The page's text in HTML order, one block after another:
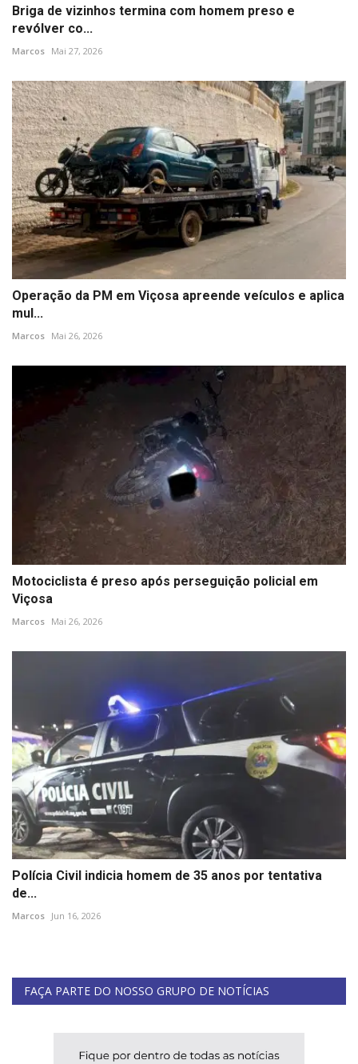
Briga de vizinhos termina com homem preso e
revólver co...
Marcos Mai 27, 2026
Operação da PM em Viçosa apreende veículos e aplica
mul...
Marcos Mai 26, 2026
Motociclista é preso após perseguição policial em
Viçosa
Marcos Mai 26, 2026
Polícia Civil indicia homem de 35 anos por tentativa
de...
Marcos Jun 16, 2026
FAÇA PARTE DO NOSSO GRUPO DE NOTÍCIAS